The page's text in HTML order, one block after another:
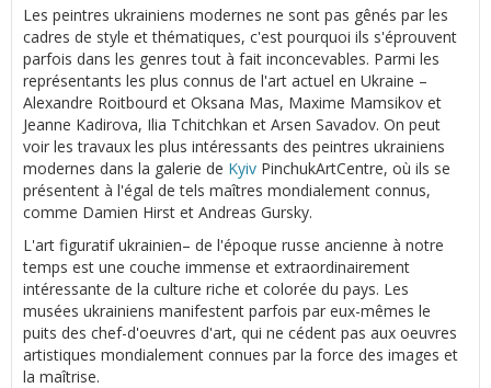
Les peintres ukrainiens modernes ne sont pas gênés par les
cadres de style et thématiques, c'est pourquoi ils s'éprouvent
parfois dans les genres tout à fait inconcevables. Parmi les
représentants les plus connus de l'art actuel en Ukraine –
Alexandre Roitbourd et Oksana Mas, Maxime Mamsikov et
Jeanne Kadirova, Ilia Tchitchkan et Arsen Savadov. On peut
voir les travaux les plus intéressants des peintres ukrainiens
modernes dans la galerie de Kyiv PinchukArtCentre, où ils se
présentent à l'égal de tels maîtres mondialement connus,
comme Damien Hirst et Andreas Gursky.
L'art figuratif ukrainien– de l'époque russe ancienne à notre
temps est une couche immense et extraordinairement
intéressante de la culture riche et colorée du pays. Les
musées ukrainiens manifestent parfois par eux-mêmes le
puits des chef-d'oeuvres d'art, qui ne cédent pas aux oeuvres
artistiques mondialement connues par la force des images et
la maîtrise.